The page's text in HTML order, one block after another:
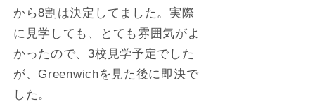
から8割は決定してました。実際
に見学しても、とても雰囲気がよ
かったので、3校見学予定でした
が、Greenwichを見た後に即決で
した。